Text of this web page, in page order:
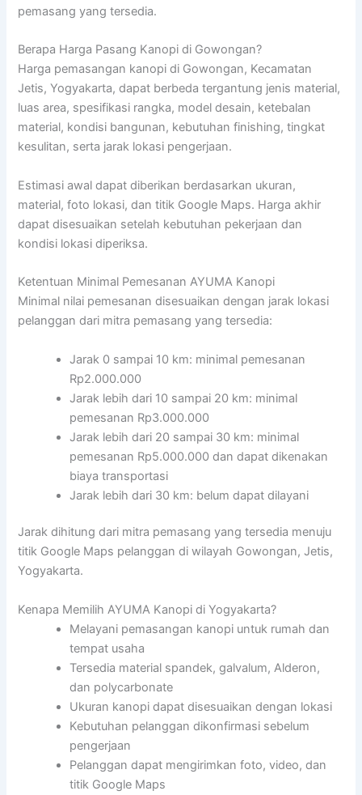
pemasang yang tersedia.
Berapa Harga Pasang Kanopi di Gowongan?
Harga pemasangan kanopi di Gowongan, Kecamatan
Jetis, Yogyakarta, dapat berbeda tergantung jenis material,
luas area, spesifikasi rangka, model desain, ketebalan
material, kondisi bangunan, kebutuhan finishing, tingkat
kesulitan, serta jarak lokasi pengerjaan.
Estimasi awal dapat diberikan berdasarkan ukuran,
material, foto lokasi, dan titik Google Maps. Harga akhir
dapat disesuaikan setelah kebutuhan pekerjaan dan
kondisi lokasi diperiksa.
Ketentuan Minimal Pemesanan AYUMA Kanopi
Minimal nilai pemesanan disesuaikan dengan jarak lokasi
pelanggan dari mitra pemasang yang tersedia:
Jarak 0 sampai 10 km: minimal pemesanan
Rp2.000.000
Jarak lebih dari 10 sampai 20 km: minimal
pemesanan Rp3.000.000
Jarak lebih dari 20 sampai 30 km: minimal
pemesanan Rp5.000.000 dan dapat dikenakan
biaya transportasi
Jarak lebih dari 30 km: belum dapat dilayani
Jarak dihitung dari mitra pemasang yang tersedia menuju
titik Google Maps pelanggan di wilayah Gowongan, Jetis,
Yogyakarta.
Kenapa Memilih AYUMA Kanopi di Yogyakarta?
Melayani pemasangan kanopi untuk rumah dan
tempat usaha
Tersedia material spandek, galvalum, Alderon,
dan polycarbonate
Ukuran kanopi dapat disesuaikan dengan lokasi
Kebutuhan pelanggan dikonfirmasi sebelum
pengerjaan
Pelanggan dapat mengirimkan foto, video, dan
titik Google Maps